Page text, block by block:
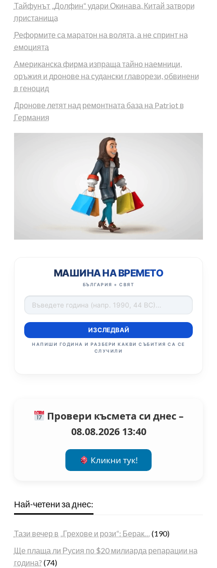
Тайфунът „Долфин“ удари Окинава, Китай затвори
пристанища
Реформите са маратон на волята, а не спринт на
емоцията
Американска фирма изпраща тайно наемници,
оръжия и дронове на судански главорези, обвинени
в геноцид
Дронове летят над ремонтната база на Patriot в
Германия
МАШИНА НА ВРЕМЕТО
БЪЛГАРИЯ + СВЯТ
ИЗСЛЕДВАЙ
НАПИШИ ГОДИНА И РАЗБЕРИ КАКВИ СЪБИТИЯ СА СЕ
СЛУЧИЛИ
Провери късмета си днес –
08.08.2026 13:40
Кликни тук!
Най-четени за днес:
Тази вечер в „Грехове и рози“: Берак… (190)
Ще плаща ли Русия по $20 милиарда репарации на
година? (74)